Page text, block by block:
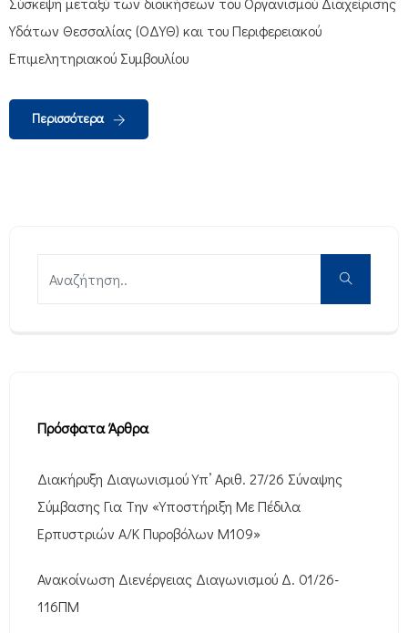
Υδάτων Θεσσαλίας (ΟΔΥΘ) και του Περιφερειακού
Επιμελητηριακού Συμβουλίου
Περισσότερα
Πρόσφατα Άρθρα
Διακήρυξη Διαγωνισμού Υπ’ Αριθ. 27/26 Σύναψης
Σύμβασης Για Την «Υποστήριξη Με Πέδιλα
Ερπυστριών Α/Κ Πυροβόλων M109»
Ανακοίνωση Διενέργειας Διαγωνισμού Δ. 01/26-
116ΠΜ